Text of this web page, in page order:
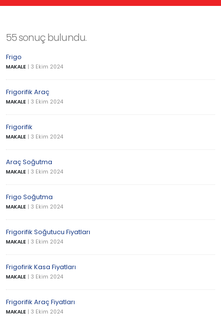
55 sonuç bulundu.
Frigo
MAKALE | 3 Ekim 2024
Frigorifik Araç
MAKALE | 3 Ekim 2024
Frigorifik
MAKALE | 3 Ekim 2024
Araç Soğutma
MAKALE | 3 Ekim 2024
Frigo Soğutma
MAKALE | 3 Ekim 2024
Frigorifik Soğutucu Fiyatları
MAKALE | 3 Ekim 2024
Frigofirik Kasa Fiyatları
MAKALE | 3 Ekim 2024
Frigorifik Araç Fiyatları
MAKALE | 3 Ekim 2024